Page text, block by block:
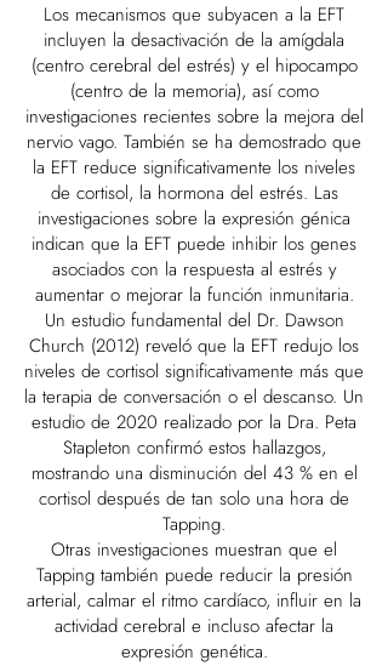
Los mecanismos que subyacen a la EFT
incluyen la desactivación de la amígdala
(centro cerebral del estrés) y el hipocampo
(centro de la memoria), así como
investigaciones recientes sobre la mejora del
nervio vago. También se ha demostrado que
la EFT reduce significativamente los niveles
de cortisol, la hormona del estrés. Las
investigaciones sobre la expresión génica
indican que la EFT puede inhibir los genes
asociados con la respuesta al estrés y
aumentar o mejorar la función inmunitaria.
Un estudio fundamental del Dr. Dawson
Church (2012) reveló que la EFT redujo los
niveles de cortisol significativamente más que
la terapia de conversación o el descanso. Un
estudio de 2020 realizado por la Dra. Peta
Stapleton confirmó estos hallazgos,
mostrando una disminución del 43 % en el
cortisol después de tan solo una hora de
Tapping.
Otras investigaciones muestran que el
Tapping también puede reducir la presión
arterial, calmar el ritmo cardíaco, influir en la
actividad cerebral e incluso afectar la
expresión genética.